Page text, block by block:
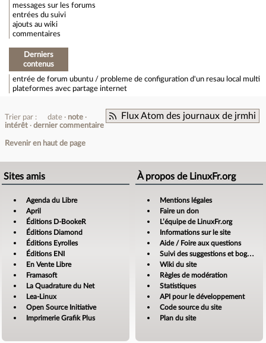
messages sur les forums
entrées du suivi
ajouts au wiki
commentaires
Derniers
contenus
entrée de forum ubuntu / probleme de configuration d'un resau local multi
plateformes avec partage internet
Flux Atom des journaux de jrmhi
Trier par : date
note
intérêt
dernier commentaire
Revenir en haut de page
Sites amis
Agenda du Libre
April
Éditions D-BookeR
Éditions Diamond
Éditions Eyrolles
Éditions ENI
En Vente Libre
Framasoft
La Quadrature du Net
Lea-Linux
Open Source Initiative
Imprimerie Grafik Plus
À propos de LinuxFr.org
Mentions légales
Faire un don
L’équipe de LinuxFr.org
Informations sur le site
Aide / Foire aux questions
Suivi des suggestions et bogues
Wiki du site
Règles de modération
Statistiques
API pour le développement
Code source du site
Plan du site